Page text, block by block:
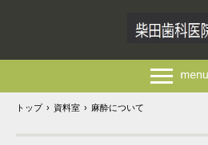
トップ › 資料室 › 麻酔について